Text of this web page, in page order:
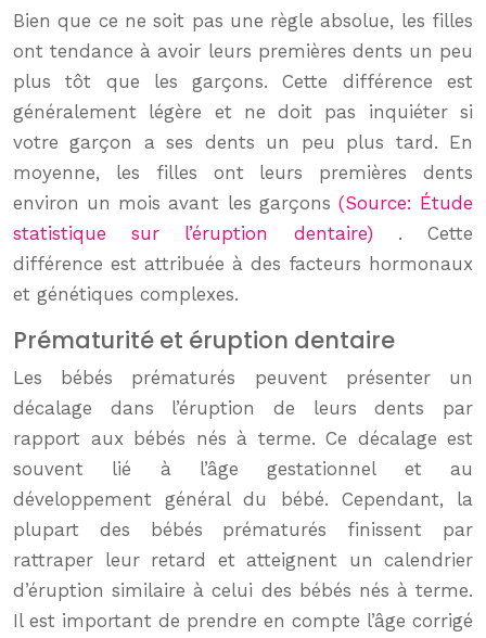
Bien que ce ne soit pas une règle absolue, les filles
ont tendance à avoir leurs premières dents un peu
plus tôt que les garçons. Cette différence est
généralement légère et ne doit pas inquiéter si
votre garçon a ses dents un peu plus tard. En
moyenne, les filles ont leurs premières dents
environ un mois avant les garçons (Source: Étude
statistique sur l’éruption dentaire) . Cette
différence est attribuée à des facteurs hormonaux
et génétiques complexes.
Prématurité et éruption dentaire
Les bébés prématurés peuvent présenter un
décalage dans l’éruption de leurs dents par
rapport aux bébés nés à terme. Ce décalage est
souvent lié à l’âge gestationnel et au
développement général du bébé. Cependant, la
plupart des bébés prématurés finissent par
rattraper leur retard et atteignent un calendrier
d’éruption similaire à celui des bébés nés à terme.
Il est important de prendre en compte l’âge corrigé